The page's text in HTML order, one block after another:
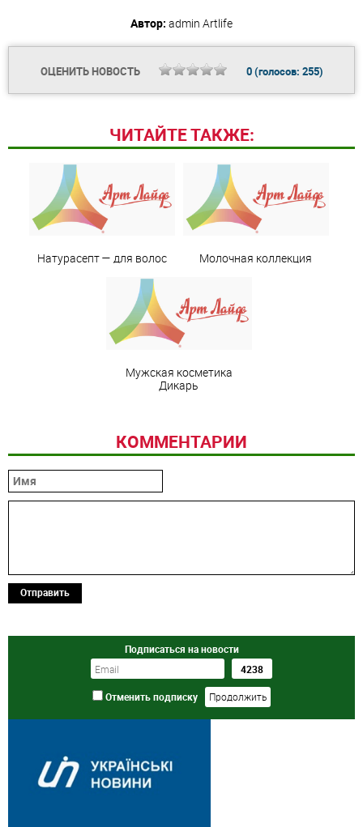
Автор: admin Artlife
ОЦЕНИТЬ НОВОСТЬ 0(голосов: 255)
ЧИТАЙТЕ ТАКЖЕ:
Натурасепт — для волос Молочная коллекция
Мужская косметика
Дикарь
КОММЕНТАРИИ
Отправить
Подписаться на новости
Отменить подписку